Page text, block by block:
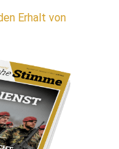
Erhalt von